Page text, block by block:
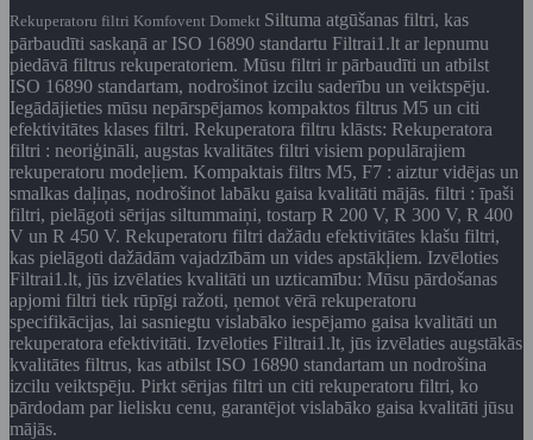
Rekuperatoru filtri Komfovent Domekt Siltuma atgūšanas filtri, kas
pārbaudīti saskaņā ar ISO 16890 standartu Filtrai1.lt ar lepnumu
piedāvā filtrus rekuperatoriem. Mūsu filtri ir pārbaudīti un atbilst
ISO 16890 standartam, nodrošinot izcilu saderību un veiktspēju.
Iegādājieties mūsu nepārspējamos kompaktos filtrus M5 un citi
efektivitātes klases filtri. Rekuperatora filtru klāsts: Rekuperatora
filtri : neoriģināli, augstas kvalitātes filtri visiem populārajiem
rekuperatoru modeļiem. Kompaktais filtrs M5, F7 : aiztur vidējas un
smalkas daļiņas, nodrošinot labāku gaisa kvalitāti mājās. filtri : īpaši
filtri, pielāgoti sērijas siltummaiņi, tostarp R 200 V, R 300 V, R 400
V un R 450 V. Rekuperatoru filtri dažādu efektivitātes klašu filtri,
kas pielāgoti dažādām vajadzībām un vides apstākļiem. Izvēloties
Filtrai1.lt, jūs izvēlaties kvalitāti un uzticamību: Mūsu pārdošanas
apjomi filtri tiek rūpīgi ražoti, ņemot vērā rekuperatoru
specifikācijas, lai sasniegtu vislabāko iespējamo gaisa kvalitāti un
rekuperatora efektivitāti. Izvēloties Filtrai1.lt, jūs izvēlaties augstākās
kvalitātes filtrus, kas atbilst ISO 16890 standartam un nodrošina
izcilu veiktspēju. Pirkt sērijas filtri un citi rekuperatoru filtri, ko
pārdodam par lielisku cenu, garantējot vislabāko gaisa kvalitāti jūsu
mājās.